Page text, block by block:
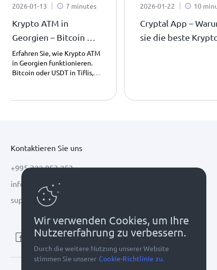
2026-01-13 7 minutes
Krypto ATM in
Georgien – Bitcoin &
USDT einfach in
Bargeld tauschen
Erfahren Sie, wie Krypto ATM
in Georgien funktionieren.
Bitcoin oder USDT in Tiflis,
2026-01-22 10
Cryptal App –
sie die beste
Kontaktieren Sie uns
+995 322 053 253
info@cryptal.com
support@cryptal.com
Wir verwenden Cookies, um Ihre
Nutzererfahrung zu verbessern.
Durch die weitere Nutzung unserer Website
stimmen Sie unserer Cookie-Richtlinie zu.